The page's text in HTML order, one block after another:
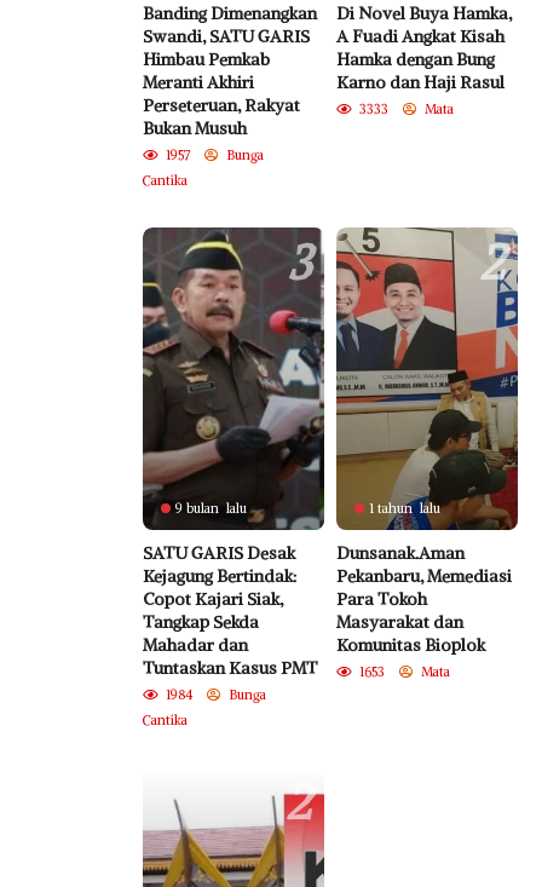
Banding Dimenangkan
Swandi, SATU GARIS
Himbau Pemkab
Meranti Akhiri
Perseteruan, Rakyat
Bukan Musuh
1957
Bunga
Cantika
Di Novel Buya Hamka,
A Fuadi Angkat Kisah
Hamka dengan Bung
Karno dan Haji Rasul
3333 Mata
3
9 bulan lalu
SATU GARIS Desak
Kejagung Bertindak:
Copot Kajari Siak,
Tangkap Sekda
Mahadar dan
Tuntaskan Kasus PMT
1984
Bunga
Cantika
2
1 tahun lalu
Dunsanak.Aman
Pekanbaru, Memediasi
Para Tokoh
Masyarakat dan
Komunitas Bioplok
1653 Mata
2